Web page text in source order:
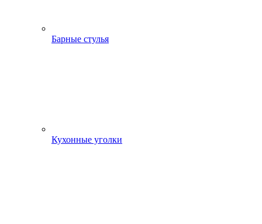
Барные стулья
Кухонные уголки